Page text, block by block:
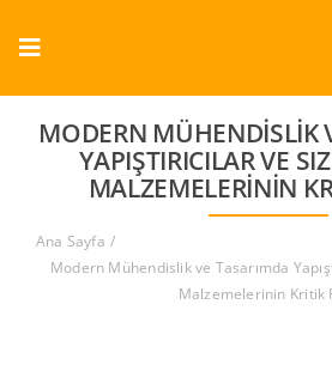
Toggle
Navigation
Kurumsal
Ürünler
Dokümanlar
MODERN MÜHENDISLIK
YAPIŞTIRICILAR VE
MALZEMELERININ
Ana Sayfa
Modern Mühendislik ve Tasarımda
Malzemelerinin Kritik